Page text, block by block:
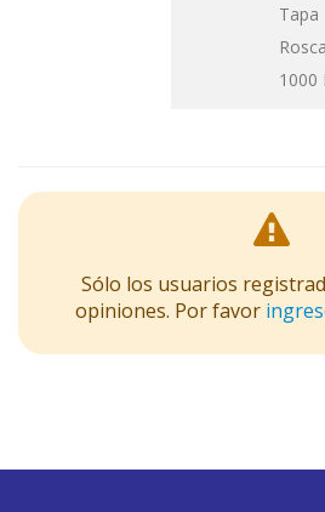
Tapa
Rosca
1000
Sólo los usuarios
opiniones. Por favor